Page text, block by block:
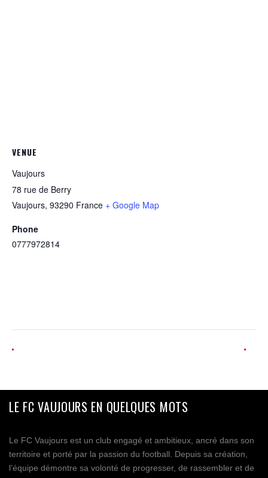
VENUE
Vaujours
78 rue de Berry
Vaujours, 93290 France + Google Map
Phone
0777972814
LE FC VAUJOURS EN QUELQUES MOTS
Le FC Vaujours est un club engagé et ambitieux, ancré dans son
territoire et porté par la passion du football. Depuis sa création,
l’équipe démontre sa volonté de progresser, de rassembler et de